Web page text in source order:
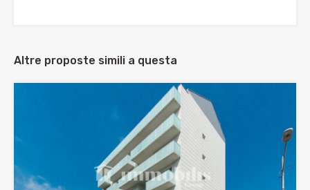
Altre proposte simili a questa